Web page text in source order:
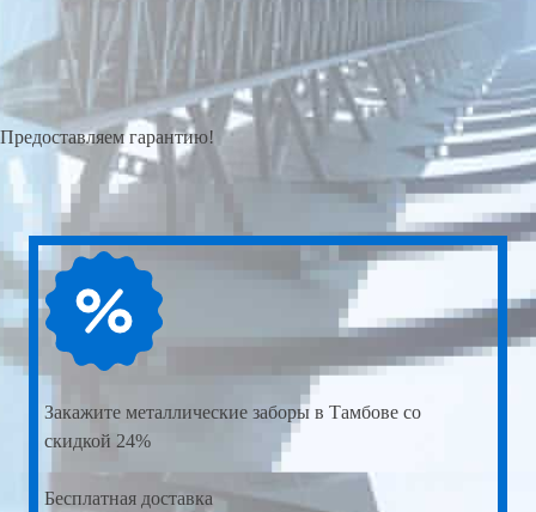
Предоставляем гарантию!
Закажите металлические заборы в Тамбове со
скидкой 24%
Бесплатная доставка